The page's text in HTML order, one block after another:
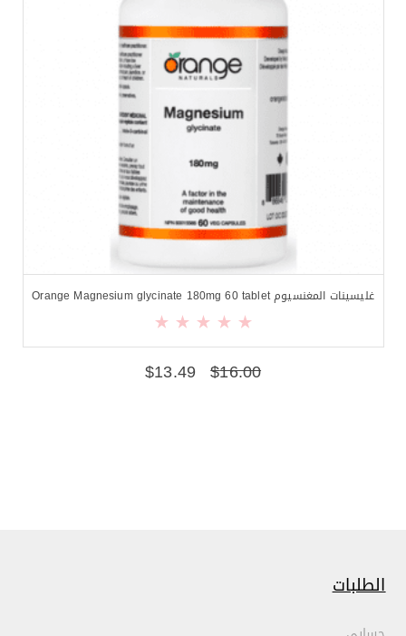
غليسينات المغنسيوم Orange Magnesium glycinate 180mg 60 tablet
$16.00
$13.49
الطلبات